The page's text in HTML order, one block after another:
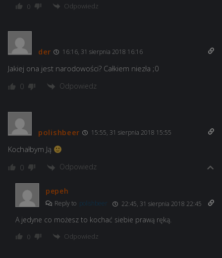
0 Odpowiedz
der 16:16, 31 sierpnia 2018 16:16
Jakiej ona jest narodowości? Całkiem niezła ;0
0 Odpowiedz
polishbeer 15:55, 31 sierpnia 2018 15:55
Kochałbym Ją
0 Odpowiedz
pepeh
Reply to polishbeer 22:45, 31 sierpnia 2018 22:45
A jedyne co możesz to kochać siebie prawą ręką.
0 Odpowiedz